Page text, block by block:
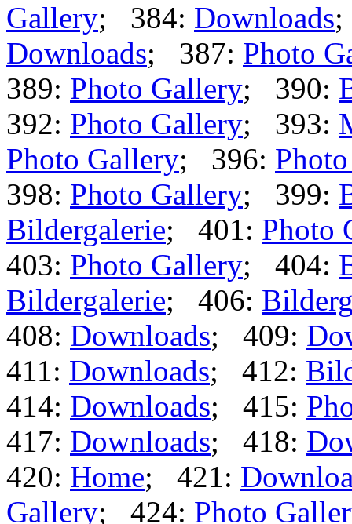
Gallery; 384: Downloads
Downloads; 387: Photo
389: Photo Gallery; 390:
392: Photo Gallery; 393:
Photo Gallery; 396:
398: Photo Gallery; 399:
Bildergalerie; 401: Photo
403: Photo Gallery; 404:
Bildergalerie; 406:
408: Downloads; 409:
411: Downloads; 412:
414: Downloads; 415:
417: Downloads; 418:
420: Home; 421:
Gallery; 424: Photo